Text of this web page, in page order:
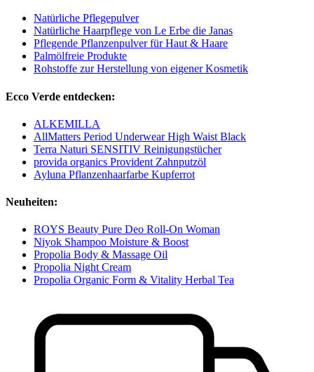
Natürliche Pflegepulver
Natürliche Haarpflege von Le Erbe die Janas
Pflegende Pflanzenpulver für Haut & Haare
Palmölfreie Produkte
Rohstoffe zur Herstellung von eigener Kosmetik
Ecco Verde entdecken:
ALKEMILLA
AllMatters Period Underwear High Waist Black
Terra Naturi SENSITIV Reinigungstücher
provida organics Provident Zahnputzöl
Ayluna Pflanzenhaarfarbe Kupferrot
Neuheiten:
ROYS Beauty Pure Deo Roll-On Woman
Niyok Shampoo Moisture & Boost
Propolia Body & Massage Oil
Propolia Night Cream
Propolia Organic Form & Vitality Herbal Tea